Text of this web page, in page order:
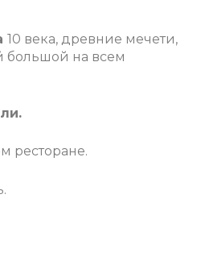
10 века, древние мечети,
большой на всем
ресторане.
.